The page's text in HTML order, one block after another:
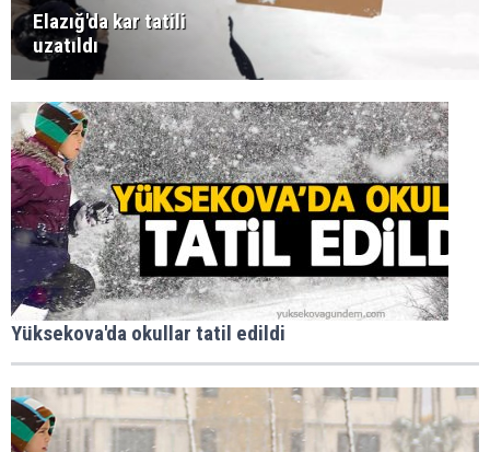
Elazığ'da kar tatili
uzatıldı
Yüksekova'da okullar tatil edildi